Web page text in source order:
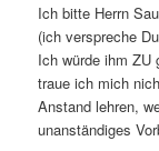
Ich bitte Herrn
(ich verspreche
Ich würde ihm ZU
traue ich mich
Anstand lehren,
unanständiges